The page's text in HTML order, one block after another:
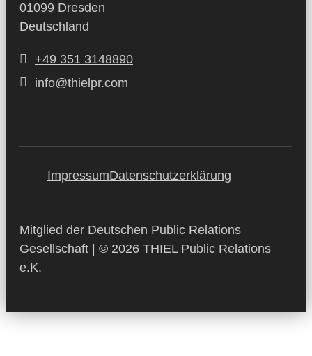
01099 Dresden
Deutschland
+49 351 3148890
info@thielpr.com
ImpressumDatenschutzerklärung
Mitglied der Deutschen Public Relations
Gesellschaft | © 2026 THIEL Public Relations
e.K.